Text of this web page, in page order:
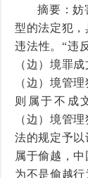
摘要：妨
型的法定犯
违法性。“违
（边）境罪
（边）境管
则属于不成
（边）境管
法的规定予
属于偷越，
为不是偷越